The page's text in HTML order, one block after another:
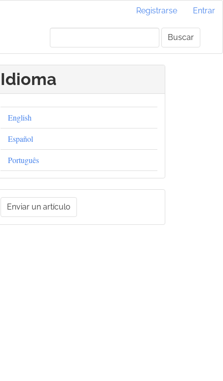
Registrarse Entrar
Buscar
Idioma
English
Español
Português
Enviar
unEnviar un artículo